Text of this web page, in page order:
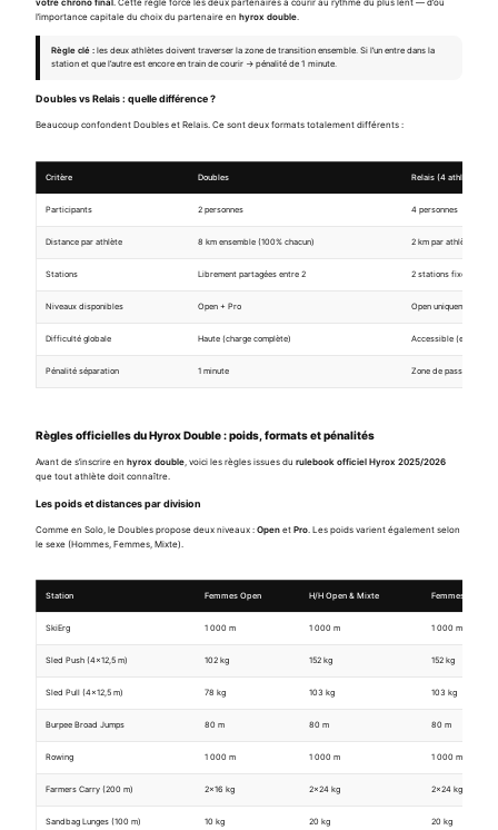
votre chrono final. Cette règle force les deux partenaires à courir au rythme du plus lent — d’où
l’importance capitale du choix du partenaire en hyrox double.
Règle clé :les deux athlètes doivent traverser la zone de transition ensemble. Si l’un entre dans la
station et que l’autre est encore en train de courir → pénalité de 1 minute.
Doubles vs Relais : quelle différence ?
Beaucoup confondent Doubles et Relais. Ce sont deux formats totalement différents :
Critère Doubles Relais (4 athlètes)
Participants 2 personnes 4 personnes
Distance par athlète 8 km ensemble (100% chacun) 2 km par athlète (25%
Stations Librement partagées entre 2 2 stations fixes par
Niveaux disponibles Open + Pro Open uniquement
Difficulté globale Haute (charge complète) Accessible (effort
Pénalité séparation 1 minute Zone de passage
Règles officielles du Hyrox Double : poids, formats et pénalités
Avant de s’inscrire en hyrox double, voici les règles issues du rulebook officiel Hyrox 2025/2026
que tout athlète doit connaître.
Les poids et distances par division
Comme en Solo, le Doubles propose deux niveaux : Open et Pro . Les poids varient également selon
le sexe (Hommes, Femmes, Mixte).
Station Femmes Open H/H Open & Mixte Femmes Pro
SkiErg 1 000 m 1 000 m 1 000 m
Sled Push (4×12,5 m) 102 kg 152 kg 152 kg
Sled Pull (4×12,5 m) 78 kg 103 kg 103 kg
Burpee Broad Jumps 80 m 80 m 80 m
Rowing 1 000 m 1 000 m 1 000 m
Farmers Carry (200 m) 2×16 kg 2×24 kg 2×24 kg
Sandbag Lunges (100 m) 10 kg 20 kg 20 kg